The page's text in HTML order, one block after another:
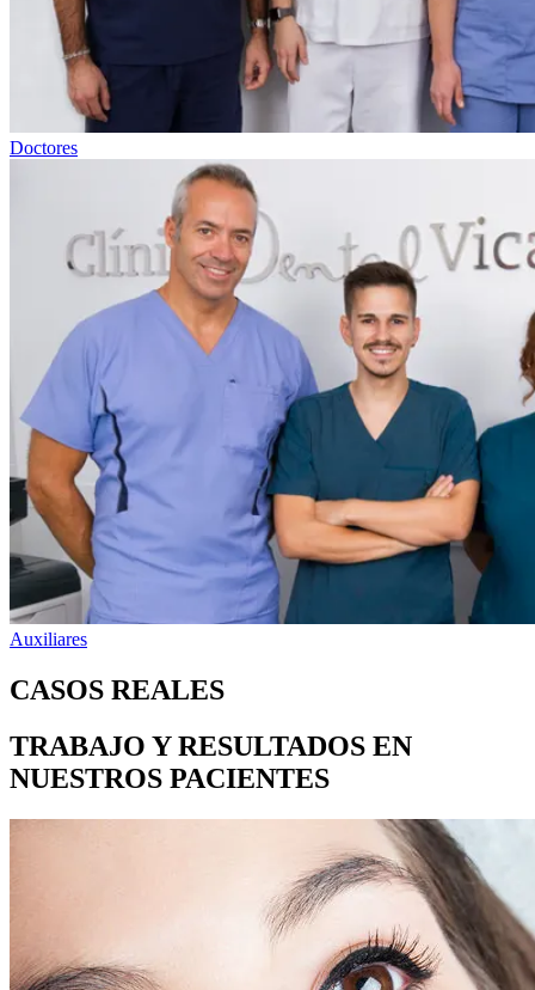
Doctores
Auxiliares
CASOS REALES
TRABAJO Y RESULTADOS EN
NUESTROS PACIENTES